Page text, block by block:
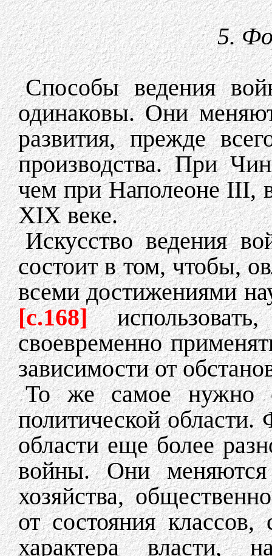
5.
Способы ведения
одинаковы. Они
развития, прежде
производства. При
чем при Наполеоне III,
XIX веке.
Искусство ведения
состоит в том, чтобы,
всеми достижениями
[c.168]
своевременно
зависимости от
То же самое нужно
политической
области еще более
войны. Они меняются
хозяйства,
от состояния
характера власти,